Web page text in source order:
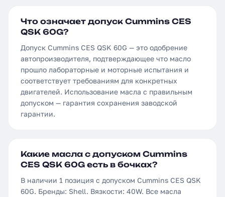
Что означает допуск Cummins CES
QSK 60G?
Допуск Cummins CES QSK 60G — это одобрение
автопроизводителя, подтверждающее что масло
прошло лабораторные и моторные испытания и
соответствует требованиям для конкретных
двигателей. Использование масла с правильным
допуском — гарантия сохранения заводской
гарантии.
Какие масла с допуском Cummins
CES QSK 60G есть в бочках?
В наличии 1 позиция с допуском Cummins CES QSK
60G. Бренды: Shell. Вязкости: 40W. Все масла